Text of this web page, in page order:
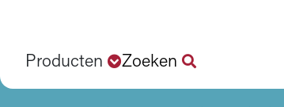
Producten Zoeken